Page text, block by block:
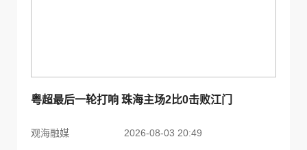
粤超最后一轮打响 珠海主场2比0击败江门
观海融媒 2026-08-03 20:49